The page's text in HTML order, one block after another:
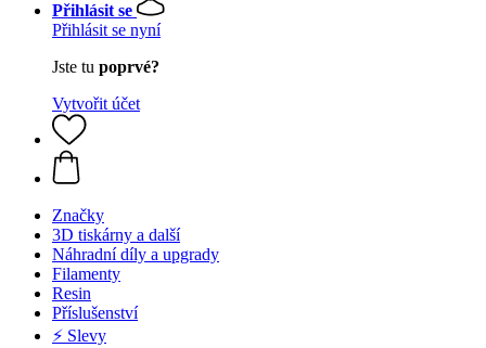
Přihlásit se
Přihlásit se nyní
Jste tu poprvé?
Vytvořit účet
Značky
3D tiskárny a další
Náhradní díly a upgrady
Filamenty
Resin
Příslušenství
⚡ Slevy